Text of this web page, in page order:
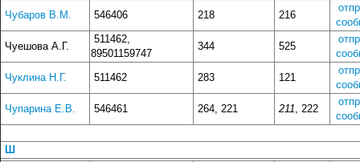
Чубаров В.М.
546406 218 216
Чуешова А.Г.
511462,
89501159747
344 525
Чуклина Н.Г.
511462 283 121
Чупарина Е.В.
546461 264, 221 211, 222
Ш